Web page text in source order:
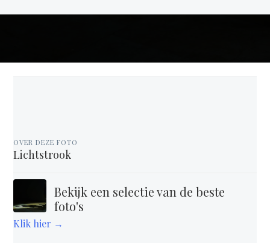
OVER DEZE FOTO
Lichtstrook
Bekijk een selectie van de beste
foto's
Klik hier →